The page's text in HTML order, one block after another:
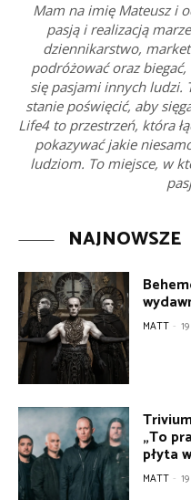
Mam na imię Mateusz i
pasją i realizacją
dziennikarstwo,
podróżować oraz
się pasjami innych ludzi.
stanie poświęcić, aby
Life4 to przestrzeń, która
pokazywać jakie
ludziom. To miejsce, w
NAJNOWSZE
MATT -
„To
płyta
MATT -